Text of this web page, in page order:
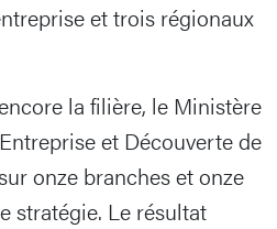
et trois régionaux
la filière, le Ministère
et Découverte de
onze branches et onze
stratégie. Le résultat